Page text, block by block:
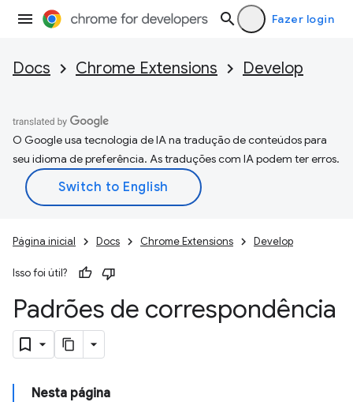
Fazer login
Docs Chrome Extensions Develop
O Google usa tecnologia de IA na tradução de conteúdos para
seu idioma de preferência. As traduções com IA podem ter erros.
Página inicial Docs Chrome Extensions Develop
Isso foi útil?
Padrões de correspondência
Nesta página